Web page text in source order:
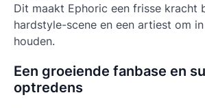
Dit maakt Ephoric een frisse kracht
hardstyle-scene en een artiest om
houden.
Een groeiende fanbase en
optredens